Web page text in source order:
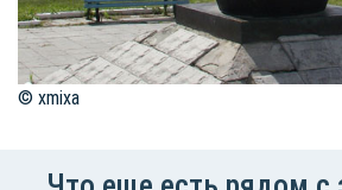
© xmixa